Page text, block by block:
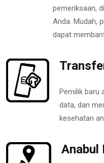
pemeriksaan,
Anda. Mudah,
dapat
Pemilik baru
data, dan
kesehatan
Anabul